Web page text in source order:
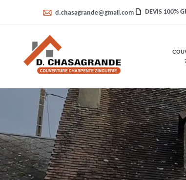
d.chasagrande@gmail.com DEVIS 100%